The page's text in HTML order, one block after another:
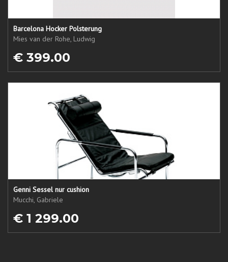
Barcelona Hocker Polsterung
Mies van der Rohe, Ludwig
€ 399.00
Genni Sessel nur cushion
Mucchi, Gabriele
€ 1 299.00